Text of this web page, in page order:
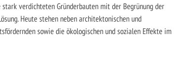
verdichteten Gründerbauten mit der Begrünung der
Heute stehen neben architektonischen und
sowie die ökologischen und sozialen Effekte im